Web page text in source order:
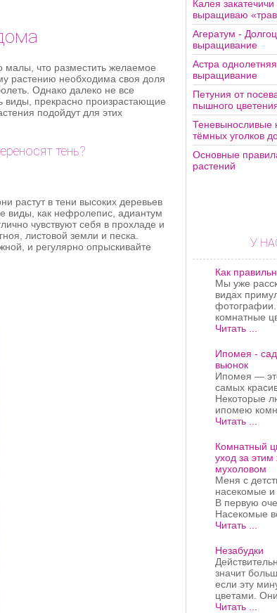
малы, что разместить желаемое
растению необходима своя доля
Однако далеко не все
виды, прекрасно произрастающие
подойдут для этих
тень?
растут в тени высоких деревьев
виды, как нефролепис, адиантум
чувствуют себя в прохладе и
листовой земли и песка.
и регулярно опрыскивайте
Калея
выращиваю
Агератум -
выращивание
Астра
выращивание
Петуния от
пышного
Теневыносливые
тёмных уголков
Основные
растений
У
Как
Мы уже
видах
фотографии.
комнатные
Читать ...
Ипомея -
вьюнок
Ипомея —
самых
Некоторые
ипомею
Читать ...
Комнатный
уход за
мухоловом
Меня с
насекомые и
В первую
Насекомые
Читать ...
Незабудки
значит
если эту
цветами. Они
Читать ...